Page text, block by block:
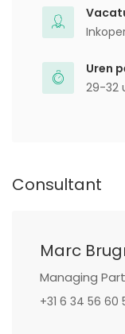
Uren
29-32
Consultant
Marc
Managing
+31 6 34 56 60